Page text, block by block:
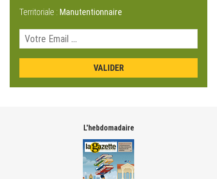
Territoriale : Manutentionnaire
L'hebdomadaire